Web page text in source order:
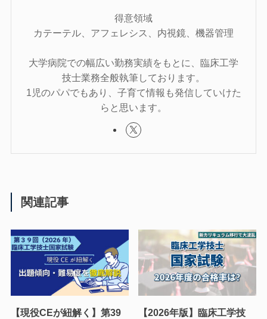
得意領域
カテーテル、アフェレシス、内視鏡、機器管理
大学病院での幅広い勤務実績をもとに、臨床工学
技士業務全般執筆しております。
1児のパパでもあり、子育て情報も発信していけた
らと思います。
関連記事
【現役CEが紐解く】第39
【2026年版】臨床工学技